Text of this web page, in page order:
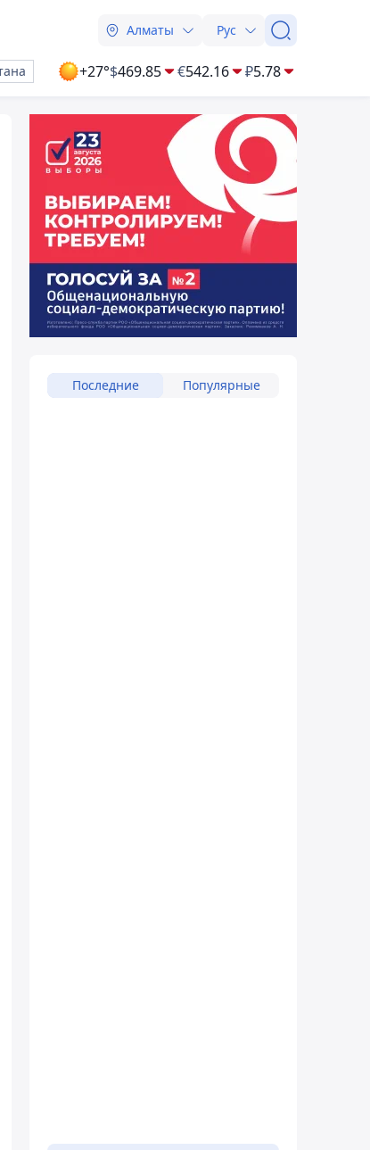
Алматы Рус
+27°$469.85 €542.16 ₽5.78
Последние Популярные